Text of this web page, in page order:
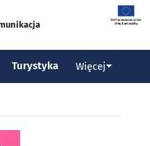
Turystyka Więcej